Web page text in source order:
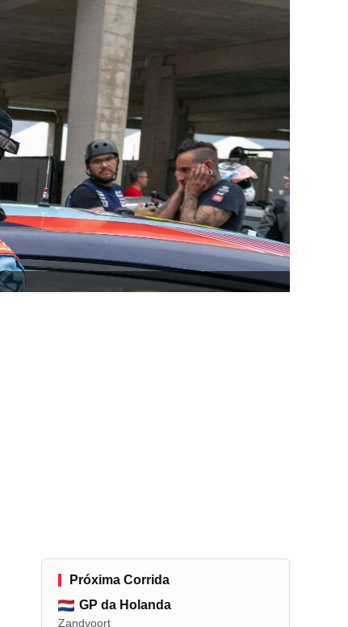
Próxima Corrida
GP da Holanda
Zandvoort